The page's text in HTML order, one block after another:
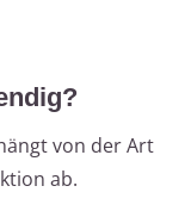
von der Art
ab.